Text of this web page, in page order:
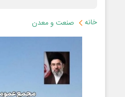
خانه صنعت و معدن